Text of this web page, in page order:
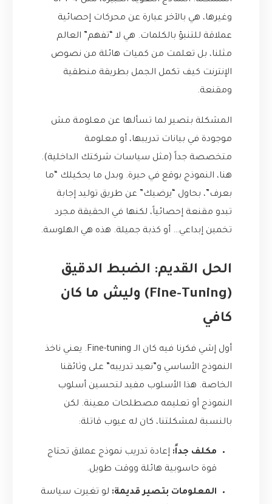
وغيرها، هي بالآخر عبارة عن محركات إحصائية
عملاقة للتنبؤ بالكلمات. هي لا “تفهم” العالم
مثلنا، بل تعلمت من كميات هائلة من نصوص
الإنترنت كيف تكمل الجمل بطريقة منطقية
ومقنعة.
المشكلة بتصير لما تسألها عن معلومة مش
موجودة في بيانات تدريبها، أو معلومة
متخصصة جداً (مثل سياسات شركتك الداخلية).
هنا، النموذج بوقع في حيرة. وبدل ما يحكيلك “ما
بعرف”، بحاول “يرضيك” عن طريق توليد إجابة
تبدو مقنعة إحصائياً، لكنها في الحقيقة مجرد
تخمين إبداعي… أو كذبة جميلة. هذه هي الهلوسة.
الحل القديم: الضبط الدقيق
(Fine-Tuning) وليش ما كان
كافي
أول إشي فكرنا فيه كان الـ Fine-tuning. يعني ناخذ
النموذج الأساسي و”نعيد تدريبه” على وثائقنا
الخاصة. هذا الأسلوب مفيد لتحسين أسلوب
النموذج أو تعليمه مصطلحات معينة. لكن
بالنسبة لمشكلتنا، كان له عيوب قاتلة:
مكلف جداً: إعادة تدريب نموذج عملاق تحتاج
قوة حاسوبية هائلة ووقت طويل.
المعلومات بتصير قديمة: لو تغيرت سياسة